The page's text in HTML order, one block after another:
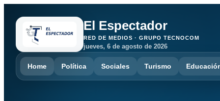
El Espectador
RED DE MEDIOS · GRUPO TECNOCOM
jueves, 6 de agosto de 2026
Home Política Sociales Turismo